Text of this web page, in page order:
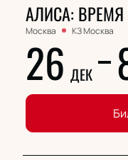
АЛИСА: ВРЕМЯ
Москва КЗ Москва
26 ДЕК